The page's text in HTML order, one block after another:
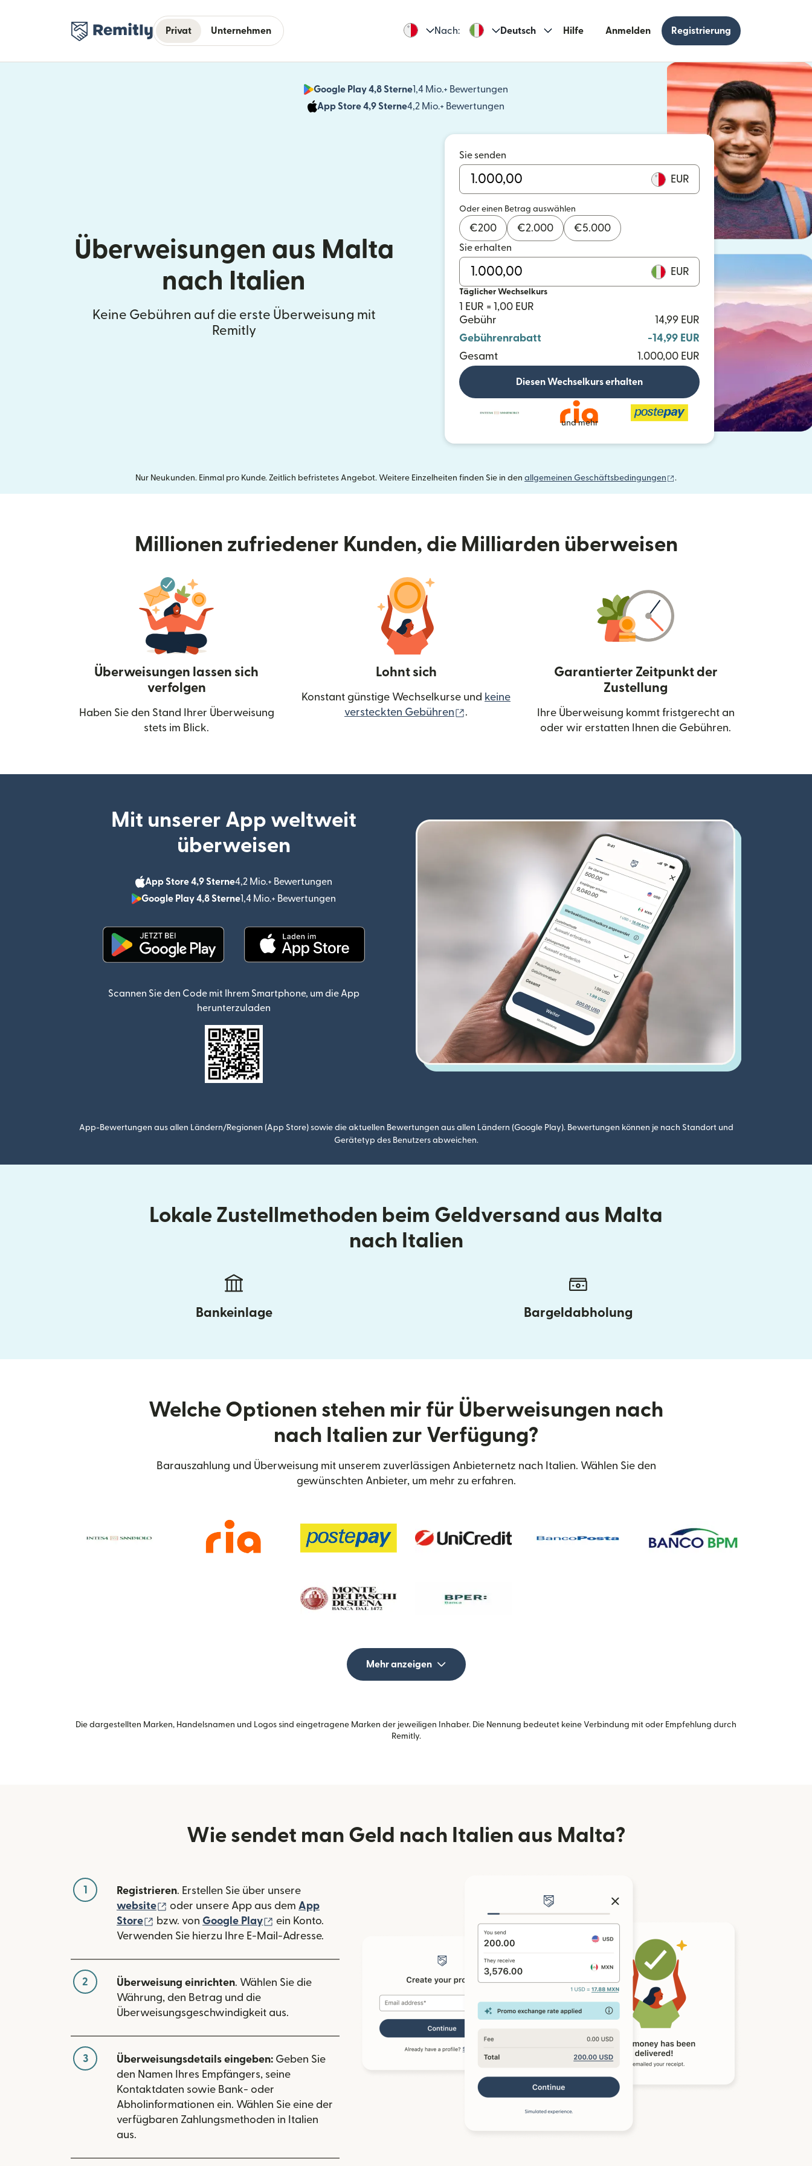
Privat Unternehmen Nach: Deutsch Hilfe Anmelden Registrierung
Google Play 4,8 Sterne1,4 Mio.+ Bewertungen
(wird in einem neuen Fenster geöffnet)
App Store 4,9 Sterne4,2 Mio.+ Bewertungen
(wird in einem neuen Fenster geöffnet)
Überweisungen aus Malta
nach Italien
Keine Gebühren auf die erste Überweisung mit
Remitly
Sie senden
EUR
Oder einen Betrag auswählen
€200 €2.000 €5.000
Sie erhalten
EUR
Täglicher Wechselkurs
1 EUR = 1,00 EUR
Gebühr
14,99 EUR
Gebührenrabatt
-14,99 EUR
Gesamt
1.000,00 EUR
Diesen Wechselkurs erhalten
und mehr
Nur Neukunden. Einmal pro Kunde. Zeitlich befristetes Angebot. Weitere Einzelheiten finden Sie in den allgemeinen Geschäftsbedingungen (wird in einem neuen Fenster
.
Millionen zufriedener Kunden, die Milliarden überweisen
Überweisungen lassen sich
verfolgen
Haben Sie den Stand Ihrer Überweisung
stets im Blick.
Lohnt sich
Konstant günstige Wechselkurse und keine
versteckten Gebühren
(wird in einem neuen Fenster geöffnet)
.
Garantierter Zeitpunkt der
Zustellung
Ihre Überweisung kommt fristgerecht an
oder wir erstatten Ihnen die Gebühren.
Mit unserer App weltweit
überweisen
App Store 4,9 Sterne4,2 Mio.+ Bewertungen
Google Play 4,8 Sterne1,4 Mio.+ Bewertungen
Scannen Sie den Code mit Ihrem Smartphone, um die App
herunterzuladen
App-Bewertungen aus allen Ländern/Regionen (App Store) sowie die aktuellen Bewertungen aus allen Ländern (Google Play). Bewertungen können je nach Standort und
Gerätetyp des Benutzers abweichen.
Lokale Zustellmethoden beim Geldversand aus Malta
nach Italien
Bankeinlage Bargeldabholung
Welche Optionen stehen mir für Überweisungen nach
nach Italien zur Verfügung?
Barauszahlung und Überweisung mit unserem zuverlässigen Anbieternetz nach Italien. Wählen Sie den
gewünschten Anbieter, um mehr zu erfahren.
Mehr anzeigen
Die dargestellten Marken, Handelsnamen und Logos sind eingetragene Marken der jeweiligen Inhaber. Die Nennung bedeutet keine Verbindung mit oder Empfehlung durch
Remitly.
Wie sendet man Geld nach Italien aus Malta?
1 Registrieren. Erstellen Sie über unsere
website
(wird in einem neuen Fenster geöffnet)
oder unsere App aus dem App
Store
(wird in einem neuen Fenster geöffnet)
bzw. von Google Play (wird in einem neuen Fenster geöffnet)
ein Konto.
Verwenden Sie hierzu Ihre E-Mail-Adresse.
2 Überweisung einrichten. Wählen Sie die
Währung, den Betrag und die
Überweisungsgeschwindigkeit aus.
3 Überweisungsdetails eingeben: Geben Sie
den Namen Ihres Empfängers, seine
Kontaktdaten sowie Bank- oder
Abholinformationen ein. Wählen Sie eine der
verfügbaren Zahlungsmethoden in Italien
aus.